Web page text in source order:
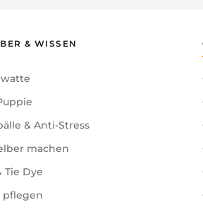
& WISSEN
& Anti-Stress
machen
Tie Dye
pflegen